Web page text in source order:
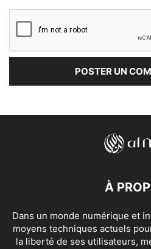
À
Dans un monde numérique et
moyens techniques actuels
la liberté de ses utilisateurs,